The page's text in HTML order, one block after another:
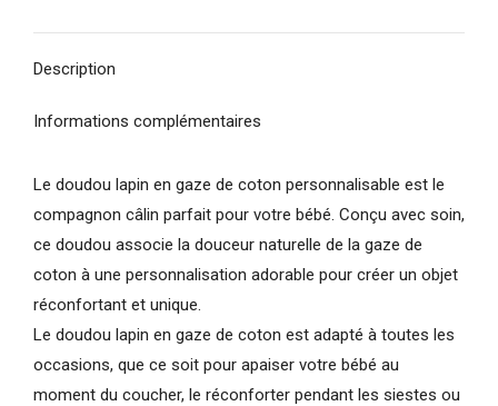
rose
personnalisable
Description
Informations complémentaires
Le doudou lapin en gaze de coton personnalisable est le
compagnon câlin parfait pour votre bébé. Conçu avec soin,
ce doudou associe la douceur naturelle de la gaze de
coton à une personnalisation adorable pour créer un objet
réconfortant et unique.
Le doudou lapin en gaze de coton est adapté à toutes les
occasions, que ce soit pour apaiser votre bébé au
moment du coucher, le réconforter pendant les siestes ou